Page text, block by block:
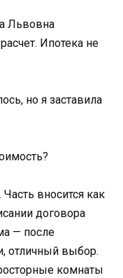
Львовна
Ипотека не
но я заставила
вносится как
договора
— после
отличный выбор.
комнаты